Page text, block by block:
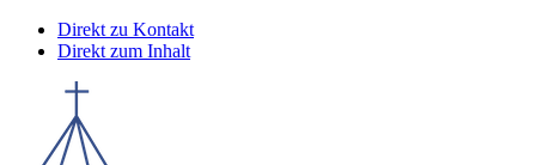
Direkt zu Kontakt
Direkt zum Inhalt